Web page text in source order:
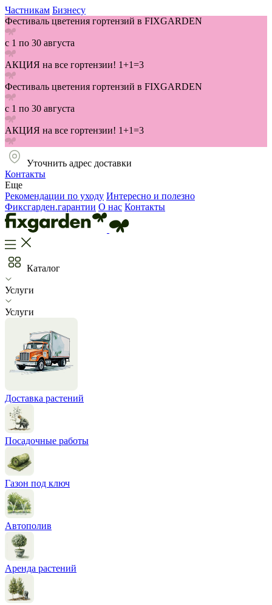
Частникам Бизнесу
Фестиваль цветения гортензий в FIXGARDEN
с 1 по 30 августа
АКЦИЯ на все гортензии! 1+1=3
Фестиваль цветения гортензий в FIXGARDEN
с 1 по 30 августа
АКЦИЯ на все гортензии! 1+1=3
Уточнить адрес доставки
Контакты
Еще
Рекомендации по уходу Интересно и полезно
Фиксгарден.гарантии О нас Контакты
Каталог
Услуги
Услуги
Доставка растений
Посадочные работы
Газон под ключ
Автополив
Аренда растений